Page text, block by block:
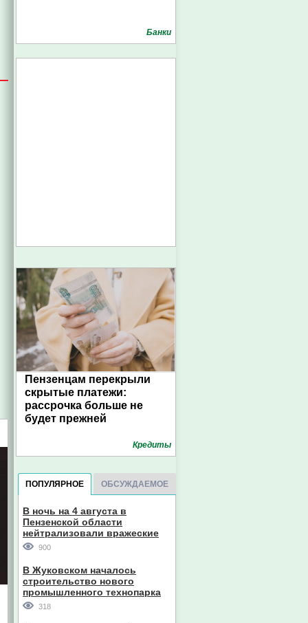
Банки
Пензенцам перекрыли
скрытые платежи:
рассрочка больше не
будет прежней
Кредиты
ПОПУЛЯРНОЕ ОБСУЖДАЕМОЕ
В ночь на 4 августа в
Пензенской области
нейтрализовали вражеские
дроны
900
В Жуковском началось
строительство нового
промышленного технопарка
318